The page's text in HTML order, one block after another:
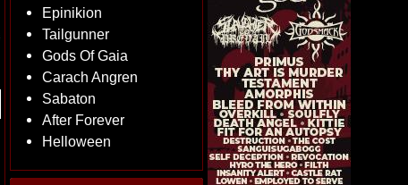
Epinikion
Tailgunner
Gods Of Gaia
Carach Angren
Sabaton
After Forever
Helloween